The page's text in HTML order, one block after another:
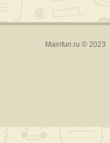
Mainfun.ru © 2023